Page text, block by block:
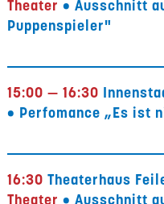
Theater • Ausschnitt
Puppenspieler"
15:00 — 16:30
• Perfomance „Es ist
16:30 Theaterhaus
Theater • Ausschnitt